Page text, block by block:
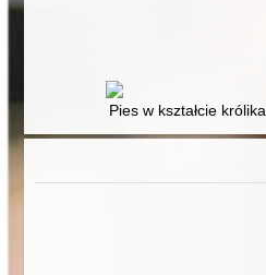
Pies w kształcie królika